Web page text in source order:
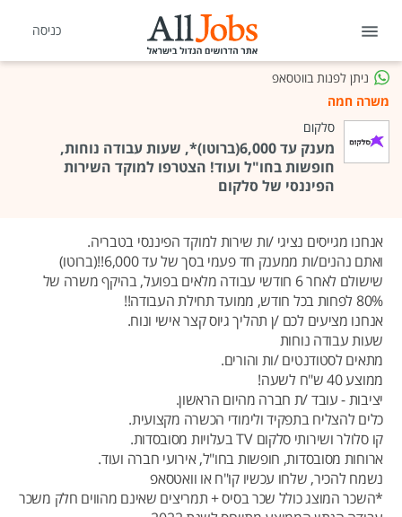
כניסה
ניתן לפנות בווטסאפ
משרה חמה
סלקום
מענק עד 6,000(ברוטו)*, שעות עבודה נוחות,
חופשות בחו"ל ועוד! הצטרפו למוקד השירות
הפיננסי של סלקום
אנחנו מגייסים נציגי /ות שירות למוקד הפיננסי בטבריה.
ואתם נהנים/ות ממענק חד פעמי בסך של עד 6,000!!(ברוטו)
שישולם לאחר 6 חודשי עבודה מלאים בפועל, בהיקף משרה של
80% לפחות בכל חודש, ממועד תחילת העבודה!!
אנחנו מציעים לכם /ן תהליך גיוס קצר אישי ונוח.
שעות עבודה נוחות
מתאים לסטודנטים /ות והורים.
ממוצע 40 ש"ח לשעה!
יציבות - עובד /ת חברה מהיום הראשון.
כלים להצליח בתפקיד ולימודי הכשרה מקצועית.
קו סלולר ושירותי סלקום TV בעלויות מסובסדות.
ארוחות מסובסדות, חופשות בחו"ל, אירועי חברה ועוד.
נשמח להכיר, שלחו עכשיו קו"ח או וואטסאפ
*השכר המוצג כולל שכר בסיס + תמריצים שאינם מהווים חלק משכר